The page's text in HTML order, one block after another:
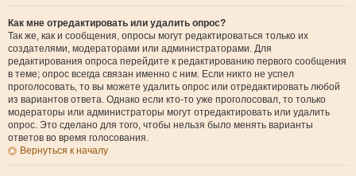
Как мне отредактировать или удалить опрос?
Так же, как и сообщения, опросы могут редактироваться только их
создателями, модераторами или администраторами. Для
редактирования опроса перейдите к редактированию первого сообщения
в теме; опрос всегда связан именно с ним. Если никто не успел
проголосовать, то вы можете удалить опрос или отредактировать любой
из вариантов ответа. Однако если кто-то уже проголосовал, то только
модераторы или администраторы могут отредактировать или удалить
опрос. Это сделано для того, чтобы нельзя было менять варианты
ответов во время голосования.
Вернуться к началу